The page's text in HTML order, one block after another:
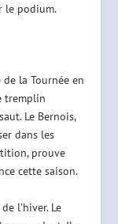
le podium.
la Tournée en
tremplin
Le Bernois,
dans les
prouve
cette saison.
l’hiver. Le